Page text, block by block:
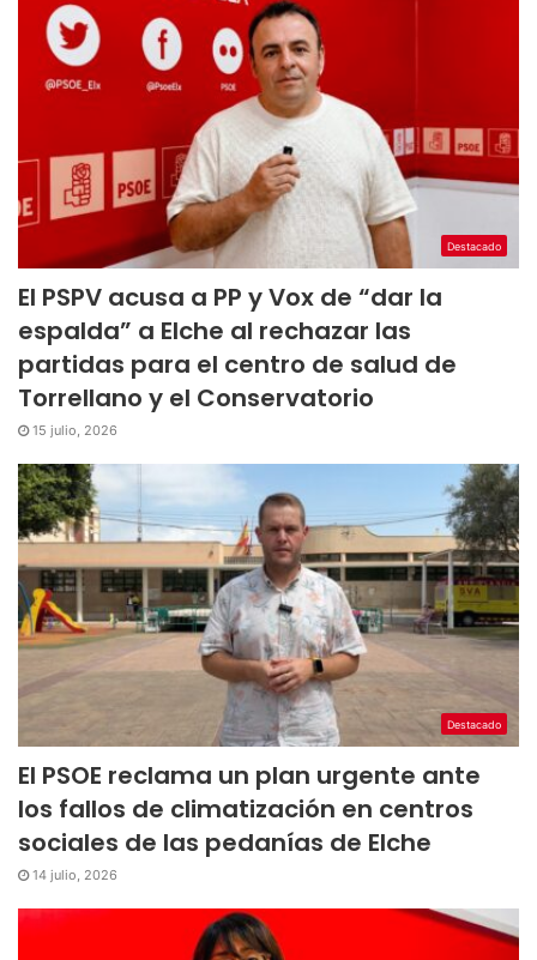
Destacado
El PSPV acusa a PP y Vox de “dar la
espalda” a Elche al rechazar las
partidas para el centro de salud de
Torrellano y el Conservatorio
15 julio, 2026
Destacado
El PSOE reclama un plan urgente ante
los fallos de climatización en centros
sociales de las pedanías de Elche
14 julio, 2026